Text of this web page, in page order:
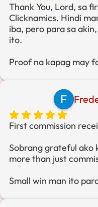
Thank You, Lord, sa
Clicknamics. Hindi
iba, pero para sa
ito.
Proof na kapag may
Thank you
First commission
Sobrang grateful ako
more than just
Small win man ito